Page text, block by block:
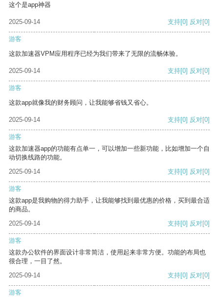
这个是app神器
2025-09-14 支持[0] 反对[0]
游客
这款加速器VPM应用程序已经为我们带来了无限的流畅体验。
2025-09-14 支持[0] 反对[0]
游客
这款app就像我的财务顾问，让我能够省钱又省心。
2025-09-14 支持[0] 反对[0]
游客
这款加速器app的功能有点单一，可以增加一些新功能，比如增加一个自
动切换线路的功能。
2025-09-14
支持[0] 反对[0]
游客
这款app是我购物的得力助手，让我能够找到最优惠的价格，买到最合适
的商品。
2025-09-14
支持[0] 反对[0]
游客
这款办公软件的界面设计非常简洁，使用起来非常方便。功能的布局也
很合理，一目了然。
2025-09-14
支持[0] 反对[0]
游客